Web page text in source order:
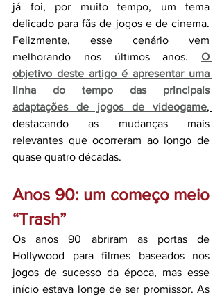
já foi, por muito tempo, um tema
delicado para fãs de jogos e de cinema.
Felizmente, esse cenário vem
melhorando nos últimos anos. O
objetivo deste artigo é apresentar uma
linha do tempo das principais
adaptações de jogos de videogame
destacando as mudanças mais
relevantes que ocorreram ao longo de
quase quatro décadas.
Anos 90: um começo meio
“Trash”
Os anos 90 abriram as portas de
Hollywood para filmes baseados nos
jogos de sucesso da época, mas esse
início estava longe de ser promissor. As